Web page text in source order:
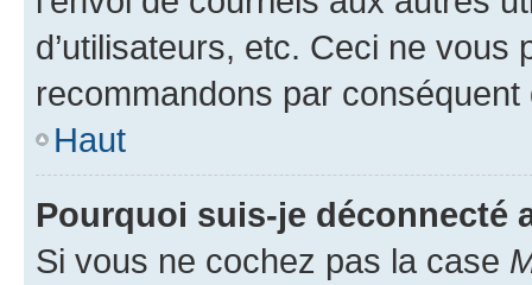
d’utilisateurs, etc. Ceci ne vous
recommandons par conséquent
Haut
Pourquoi suis-je déconnecté
Si vous ne cochez pas la case